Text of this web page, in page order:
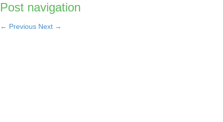
Post navigation
← Previous Next →